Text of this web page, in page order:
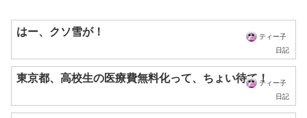
はー、クソ雪が！
ティー子
日記
東京都、高校生の医療費無料化って、ちょい待て！ティー子
日記